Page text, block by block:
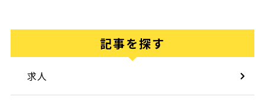
記事を探す
求人